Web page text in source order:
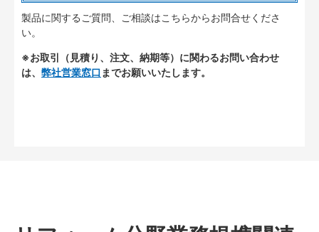
製品に関するご質問、ご相談はこちらからお問合せくださ
い。
※お取引（見積り、注文、納期等）に関わるお問い合わせ
は、 弊社営業窓口 までお願いいたします。